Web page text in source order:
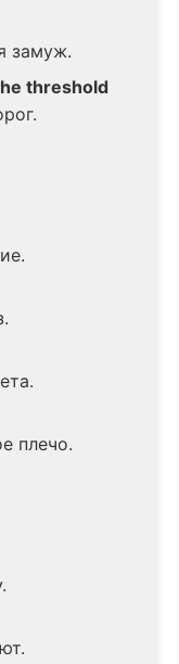
замуж.
threshold
плечо.